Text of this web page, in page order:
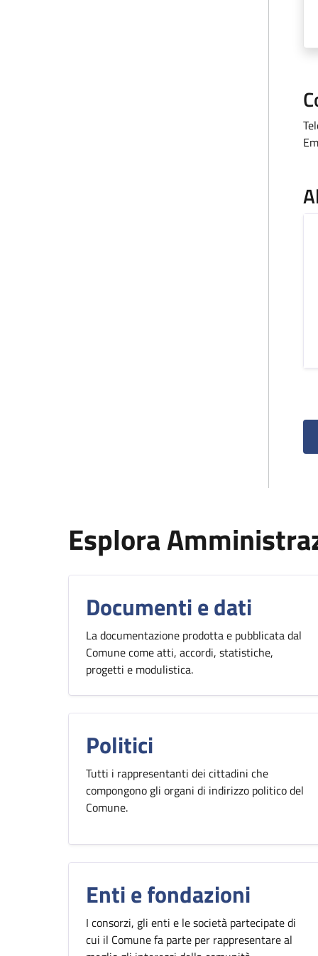
Esplora
Documenti e dati
La documentazione prodotta e pubblicata dal
Comune come atti, accordi, statistiche,
progetti e modulistica.
Politici
Tutti i rappresentanti dei cittadini che
compongono gli organi di indirizzo politico del
Comune.
Enti e fondazioni
I consorzi, gli enti e le società partecipate di
cui il Comune fa parte per rappresentare al